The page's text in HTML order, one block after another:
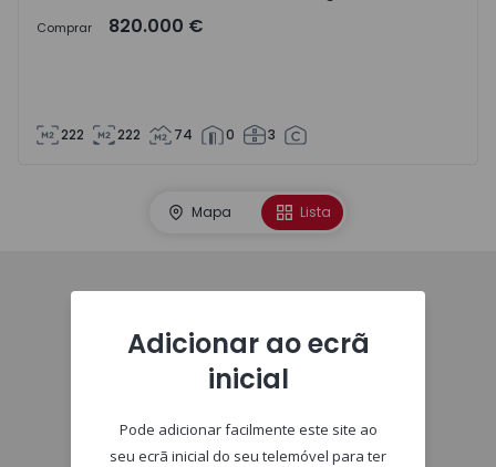
Comprar 820.000 €
222 222 74 0 3
Mapa Lista
Adicionar ao ecrã
inicial
Pode adicionar facilmente este site ao
seu ecrã inicial do seu telemóvel para ter